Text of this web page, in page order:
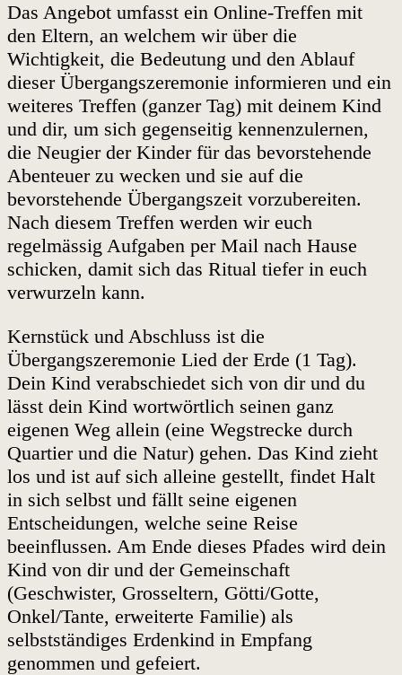
Das Angebot umfasst ein Online-Treffen mit
den Eltern, an welchem wir über die
Wichtigkeit, die Bedeutung und den Ablauf
dieser Übergangszeremonie informieren und ein
weiteres Treffen (ganzer Tag) mit deinem Kind
und dir, um sich gegenseitig kennenzulernen,
die Neugier der Kinder für das bevorstehende
Abenteuer zu wecken und sie auf die
bevorstehende Übergangszeit vorzubereiten.
Nach diesem Treffen werden wir euch
regelmässig Aufgaben per Mail nach Hause
schicken, damit sich das Ritual tiefer in euch
verwurzeln kann.
Kernstück und Abschluss ist die
Übergangszeremonie Lied der Erde (1 Tag).
Dein Kind verabschiedet sich von dir und du
lässt dein Kind wortwörtlich seinen ganz
eigenen Weg allein (eine Wegstrecke durch
Quartier und die Natur) gehen. Das Kind zieht
los und ist auf sich alleine gestellt, findet Halt
in sich selbst und fällt seine eigenen
Entscheidungen, welche seine Reise
beeinflussen. Am Ende dieses Pfades wird dein
Kind von dir und der Gemeinschaft
(Geschwister, Grosseltern, Götti/Gotte,
Onkel/Tante, erweiterte Familie) als
selbstständiges Erdenkind in Empfang
genommen und gefeiert.